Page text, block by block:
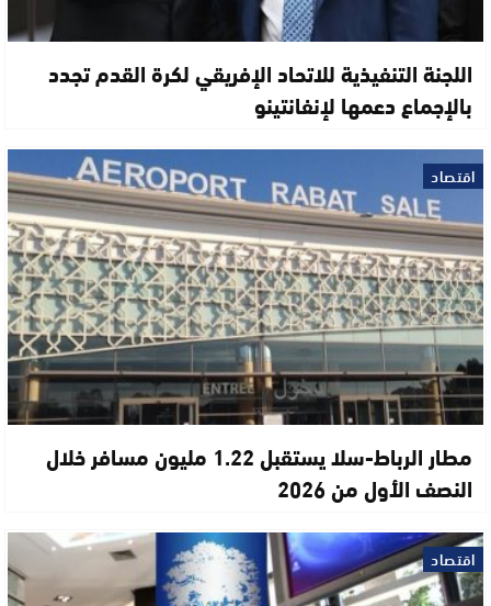
اللجنة التنفيذية للاتحاد الإفريقي لكرة القدم تجدد
بالإجماع دعمها لإنفانتينو
اقتصاد
مطار الرباط-سلا يستقبل 1.22 مليون مسافر خلال
النصف الأول من 2026
اقتصاد